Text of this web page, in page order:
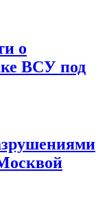
о
ВСУ под